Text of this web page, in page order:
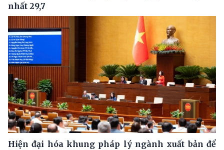
nhất 29,7
Hiện đại hóa khung pháp lý ngành xuất bản để